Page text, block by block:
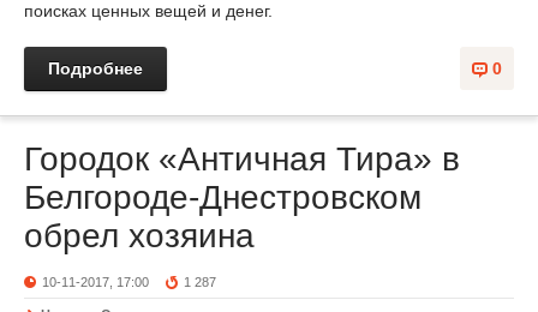
поисках ценных вещей и денег.
0
Подробнее
Городок «Античная Тира» в
Белгороде-Днестровском
обрел хозяина
10-11-2017, 17:00 1 287